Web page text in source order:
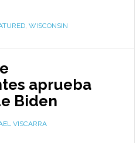
, WISCONSIN
aprueba
Biden
VISCARRA